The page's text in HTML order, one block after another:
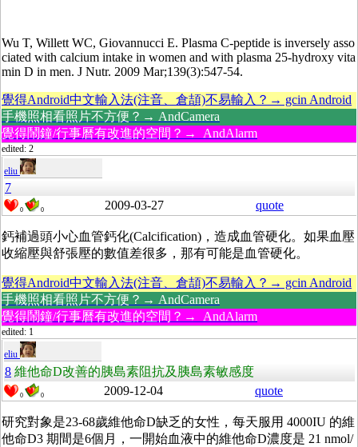
Wu T, Willett WC, Giovannucci E. Plasma C-peptide is inversely asso
ciated with calcium intake in women and with plasma 25-hydroxy vita
min D in men. J Nutr. 2009 Mar;139(3):547-54.
覺得Android中文輸入法(注音、倉頡)不易輸入？→ gcin Android
手機照相看照片不方便？→ AndCamera
覺得鬧鐘/行事曆有改進的空間？→ AndAlarm
edited: 2
eliu
7
0 0 2009-03-27 quote
鈣補過頭小心血管鈣化(Calcification)，造成血管硬化。如果血壓
收縮壓與舒張壓的數值差很多，那有可能是血管硬化。
覺得Android中文輸入法(注音、倉頡)不易輸入？→ gcin Android
手機照相看照片不方便？→ AndCamera
覺得鬧鐘/行事曆有改進的空間？→ AndAlarm
edited: 1
eliu
8 維他命D改善的胰島素阻抗及胰島素敏感度
0 0 2009-12-04 quote
研究對象是23-68歲維他命D缺乏的女性，每天服用 4000IU 的維
他命D3 期間是6個月，一開始血液中的維他命D濃度是 21 nmol/